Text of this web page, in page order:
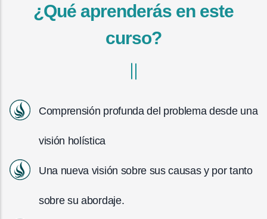
¿Qué aprenderás en este
curso?
Comprensión profunda del problema desde una
visión holística
Una nueva visión sobre sus causas y por tanto
sobre su abordaje.